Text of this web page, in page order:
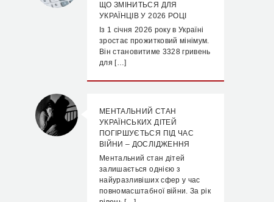
ЩО ЗМІНИТЬСЯ ДЛЯ
УКРАЇНЦІВ У 2026 РОЦІ
Із 1 січня 2026 року в Україні
зростає прожитковий мінімум.
Він становитиме 3328 гривень
для […]
МЕНТАЛЬНИЙ СТАН
УКРАЇНСЬКИХ ДІТЕЙ
ПОГІРШУЄТЬСЯ ПІД ЧАС
ВІЙНИ – ДОСЛІДЖЕННЯ
Ментальний стан дітей
залишається однією з
найуразливіших сфер у час
повномасштабної війни. За рік